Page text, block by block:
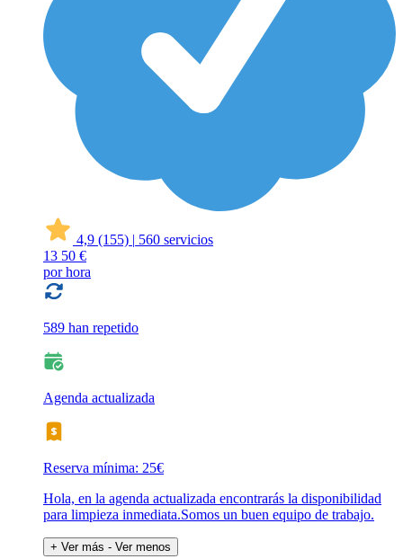
4,9 (155) | 560 servicios
13 50 €
por hora
589 han repetido
Agenda actualizada
Reserva mínima: 25€
Hola, en la agenda actualizada encontrarás la disponibilidad
para limpieza inmediata.Somos un buen equipo de trabajo.
+ Ver más - Ver menos